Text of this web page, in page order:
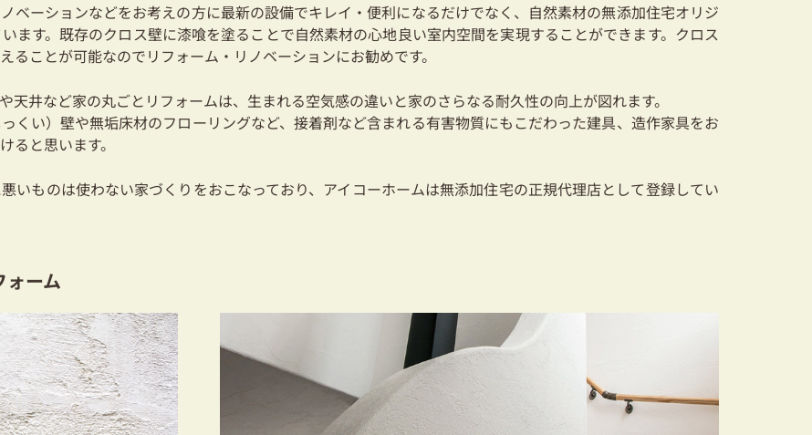
ベーションなどをお考えの方に最新の設備でキレイ・便利になるだけでなく、自然素材の無添加住宅オリジ
ます。既存のクロス壁に漆喰を塗ることで自然素材の心地良い室内空間を実現することができます。クロス
ことが可能なのでリフォーム・リノベーションにお勧めです。
井など家の丸ごとリフォームは、生まれる空気感の違いと家のさらなる耐久性の向上が図れます。
くい）壁や無垢床材のフローリングなど、接着剤など含まれる有害物質にもこだわった建具、造作家具をお
ると思います。
いものは使わない家づくりをおこなっており、アイコーホームは無添加住宅の正規代理店として登録してい
ーム